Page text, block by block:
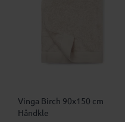
Vinga Birch 90x150 cm
Håndkle